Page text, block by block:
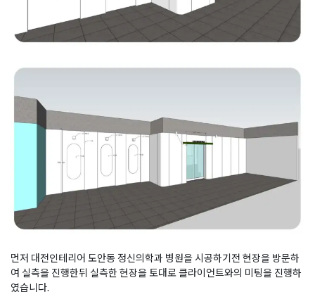
먼저 대전인테리어 도안동 정신의학과 병원을 시공하기전 현장을 방문하
여 실측을 진행한뒤 실측한 현장을 토대로 클라이언트와의 미팅을 진행하
였습니다.